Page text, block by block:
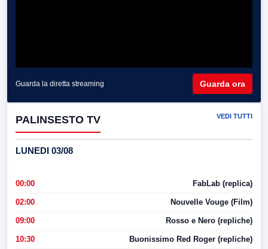
Guarda la diretta streaming Guarda ora
PALINSESTO TV VEDI TUTTI
LUNEDI 03/08
00:00 FabLab (replica)
02:00 Nouvelle Vouge (Film)
09:00 Rosso e Nero (repliche)
10:30 Buonissimo Red Roger (repliche)